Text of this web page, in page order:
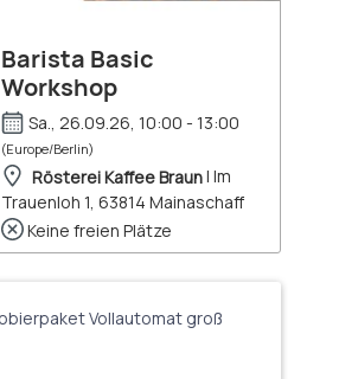
Barista Basic
Workshop
Sa., 26.09.26, 10:00 - 13:00
(Europe/Berlin)
Rösterei Kaffee Braun| Im
Trauenloh 1, 63814 Mainaschaff
Keine freien Plätze